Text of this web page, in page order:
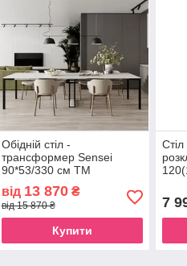
Обідній стіл -
трансформер Sensei
90*53/330 см ТМ
від 13 870₴
від 15 870 ₴
Купити
7